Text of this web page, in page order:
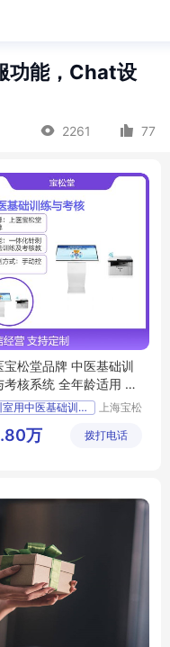
功能，Chat设
2261 77
宝松堂品牌 中医基础训
考核系统 全年龄适用 培
核必备
实训室用中医基础训练与考核系统
培训考核用中医基础训练与考核系统
上海宝松
技有限公
万 拨打电话